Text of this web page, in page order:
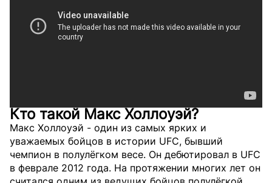
Кто такой Макс Холлоуэй?
Макс Холлоуэй - один из самых ярких и
уважаемых бойцов в истории UFC, бывший
чемпион в полулёгком весе. Он дебютировал в UFC
в феврале 2012 года. На протяжении многих лет он